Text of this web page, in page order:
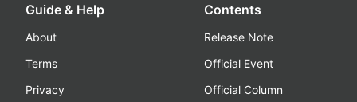
Guide & Help
About
Terms
Privacy
Contents
Release Note
Official Event
Official Column